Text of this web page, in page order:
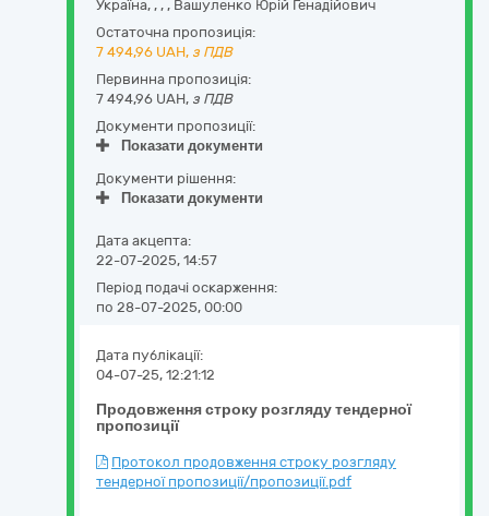
Україна, , , , Вашуленко Юрій Генадійович
Остаточна пропозиція:
7 494,96 UAH, з ПДВ
Первинна пропозиція:
7 494,96 UAH, з ПДВ
Документи пропозиції:
Показати документи
Документи рішення:
Показати документи
Дата акцепта:
22-07-2025, 14:57
Період подачі оскарження:
по 28-07-2025, 00:00
Продовження строку розгляду тендерної
пропозиції
Дата публікації:
04-07-25, 12:21:12
Протокол продовження строку розгляду
тендерної пропозиції/пропозиції.pdf